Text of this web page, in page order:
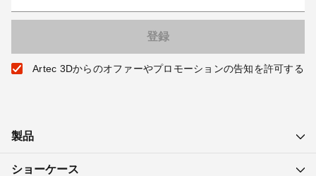
Artec 3Dからのオファーやプロモーションの告知を許可する
製品
ショーケース